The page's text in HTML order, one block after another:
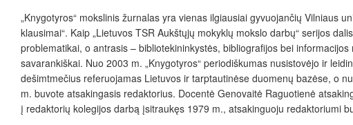
„Knygotyros“ mokslinis žurnalas yra vienas ilgiausiai gyvuojančių Vilniaus
klausimai“. Kaip „Lietuvos TSR Aukštųjų mokyklų mokslo darbų“ serijos
problematikai, o antrasis – bibliotekininkystės, bibliografijos bei
savarankiškai. Nuo 2003 m. „Knygotyros“ periodiškumas nusistovėjo ir
dešimtmečius referuojamas Lietuvos ir tarptautinėse duomenų bazėse, o
m. buvote atsakingasis redaktorius. Docentė Genovaitė Raguotienė
į redaktorių kolegijos darbą įsitraukęs 1979 m., atsakinguoju redaktoriumi